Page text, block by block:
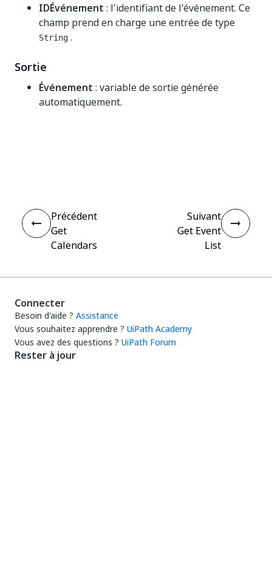
IDÉvénement : l'identifiant de l'événement. Ce
champ prend en charge une entrée de type
String .
Sortie
Événement : variable de sortie générée
automatiquement.
Précédent
Get
Calendars
Suivant
Get Event
List
Connecter
Besoin d'aide ? Assistance
Vous souhaitez apprendre ? UiPath Academy
Vous avez des questions ? UiPath Forum
Rester à jour